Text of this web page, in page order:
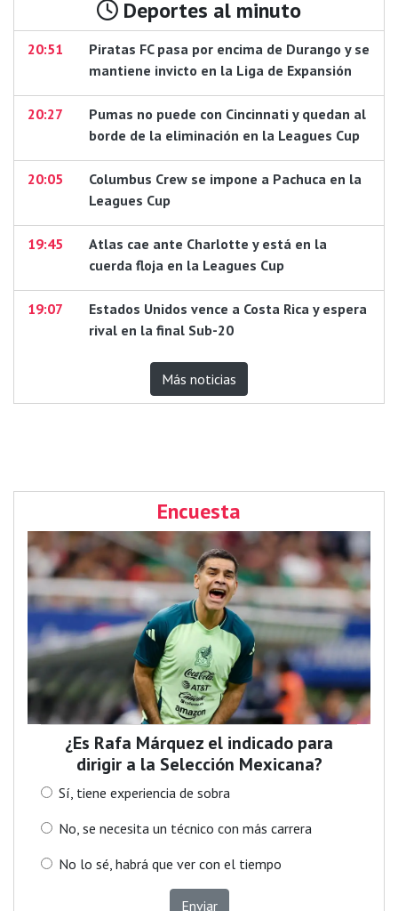
Deportes al minuto
20:51
Piratas FC pasa por encima de Durango y se
mantiene invicto en la Liga de Expansión
20:27
Pumas no puede con Cincinnati y quedan al
borde de la eliminación en la Leagues Cup
20:05
Columbus Crew se impone a Pachuca en la
Leagues Cup
19:45
Atlas cae ante Charlotte y está en la
cuerda floja en la Leagues Cup
19:07
Estados Unidos vence a Costa Rica y espera
rival en la final Sub-20
Más noticias
Encuesta
¿Es Rafa Márquez el indicado para
dirigir a la Selección Mexicana?
Sí, tiene experiencia de sobra
No, se necesita un técnico con más carrera
No lo sé, habrá que ver con el tiempo
Enviar